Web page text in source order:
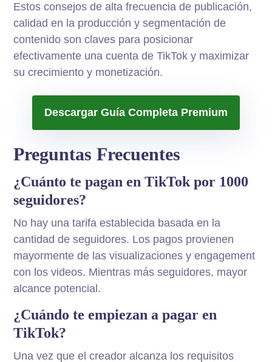
Estos consejos de alta frecuencia de publicación,
calidad en la producción y segmentación de
contenido son claves para posicionar
efectivamente una cuenta de TikTok y maximizar
su crecimiento y monetización.
Descargar Guía Completa Premium
Preguntas Frecuentes
¿Cuánto te pagan en TikTok por 1000
seguidores?
No hay una tarifa establecida basada en la
cantidad de seguidores. Los pagos provienen
mayormente de las visualizaciones y engagement
con los videos. Mientras más seguidores, mayor
alcance potencial.
¿Cuándo te empiezan a pagar en
TikTok?
Una vez que el creador alcanza los requisitos